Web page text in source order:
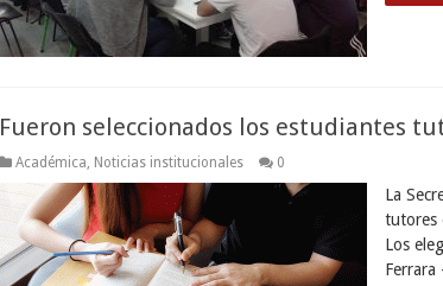
Fueron seleccionados los estudiantes
Académica Noticias institucionales 0
La
tutores
Los
Ferrara